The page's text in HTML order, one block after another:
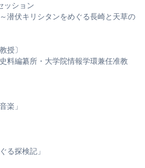
ッション
潜伏キリシタンをめぐる長崎と天草の
授〕
料編纂所・大学院情報学環兼任准教
楽」
る探検記」